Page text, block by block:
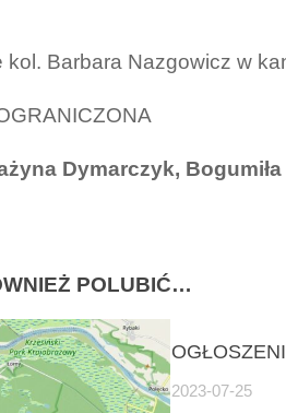
kol. Barbara Nazgowicz w
Dymarczyk,
POLUBIĆ…
2023-07-25